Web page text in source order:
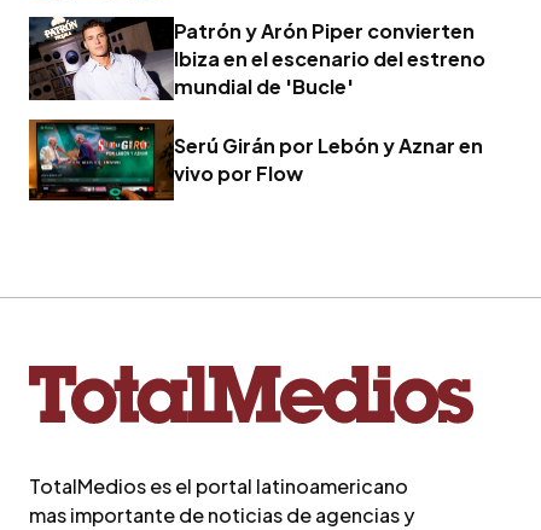
Patrón y Arón Piper convierten
Ibiza en el escenario del estreno
mundial de 'Bucle'
Serú Girán por Lebón y Aznar en
vivo por Flow
TotalMedios es el portal latinoamericano
mas importante de noticias de agencias y